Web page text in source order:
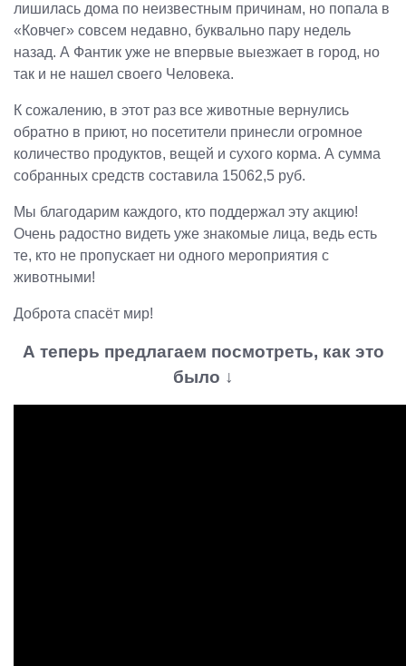
лишилась дома по неизвестным причинам, но попала в
«Ковчег» совсем недавно, буквально пару недель
назад. А Фантик уже не впервые выезжает в город, но
так и не нашел своего Человека.
К сожалению, в этот раз все животные вернулись
обратно в приют, но посетители принесли огромное
количество продуктов, вещей и сухого корма. А сумма
собранных средств составила 15062,5 руб.
Мы благодарим каждого, кто поддержал эту акцию!
Очень радостно видеть уже знакомые лица, ведь есть
те, кто не пропускает ни одного мероприятия с
животными!
Доброта спасёт мир!
А теперь предлагаем посмотреть, как это
было ↓